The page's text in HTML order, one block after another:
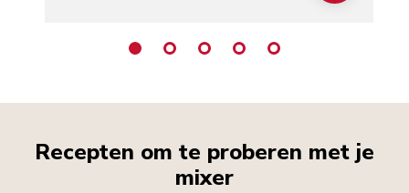
Recepten om te proberen met je
mixer